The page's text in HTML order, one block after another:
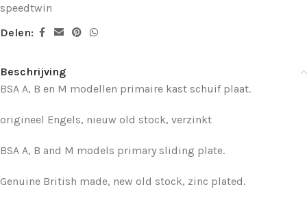
speedtwin
Delen:
Beschrijving
BSA A, B en M modellen primaire kast schuif plaat.
origineel Engels, nieuw old stock, verzinkt
BSA A, B and M models primary sliding plate.
Genuine British made, new old stock, zinc plated.